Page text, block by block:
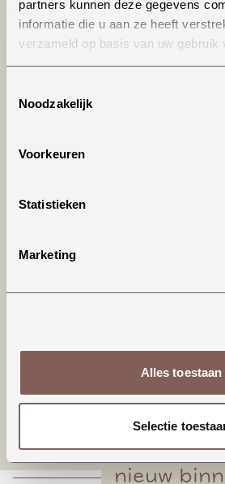
partners kunnen deze gegevens
informatie die u aan ze heeft
verzameld op basis van uw gebruik
Noodzakelijk
Voorkeuren
Statistieken
Marketing
Alles toestaan
Selectie
House of Jamie | Rib Wrap
De ultieme basic voor de
van een
* Overslagknoopsluiting met
* Bodysuit sluiting
* Newborn maten
nieuw